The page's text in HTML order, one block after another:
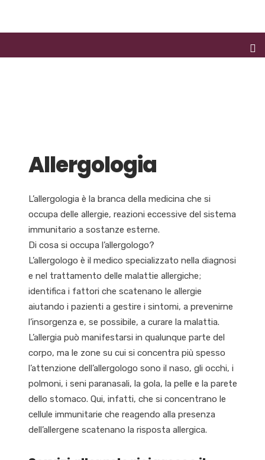
Allergologia
L’allergologia è la branca della medicina che si
occupa delle allergie, reazioni eccessive del sistema
immunitario a sostanze esterne.
Di cosa si occupa l’allergologo?
L’allergologo è il medico specializzato nella diagnosi
e nel trattamento delle malattie allergiche;
identifica i fattori che scatenano le allergie
aiutando i pazienti a gestire i sintomi, a prevenirne
l’insorgenza e, se possibile, a curare la malattia.
L’allergia può manifestarsi in qualunque parte del
corpo, ma le zone su cui si concentra più spesso
l’attenzione dell’allergologo sono il naso, gli occhi, i
polmoni, i seni paranasali, la gola, la pelle e la parete
dello stomaco. Qui, infatti, che si concentrano le
cellule immunitarie che reagendo alla presenza
dell’allergene scatenano la risposta allergica.